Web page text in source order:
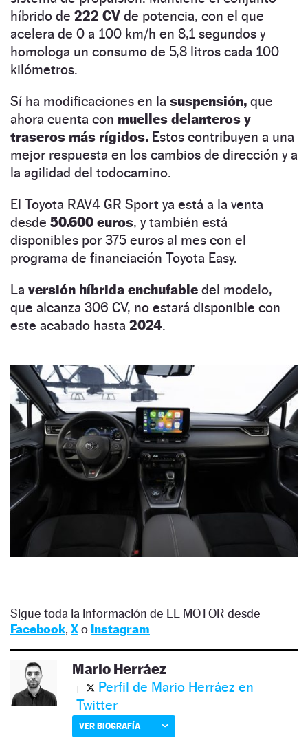
híbrido de 222 CV de potencia, con el que
acelera de 0 a 100 km/h en 8,1 segundos y
homologa un consumo de 5,8 litros cada 100
kilómetros.
Sí ha modificaciones en la suspensión, que
ahora cuenta con muelles delanteros y
traseros más rígidos. Estos contribuyen a una
mejor respuesta en los cambios de dirección y a
la agilidad del todocamino.
El Toyota RAV4 GR Sport ya está a la venta
desde 50.600 euros, y también está
disponibles por 375 euros al mes con el
programa de financiación Toyota Easy.
La versión híbrida enchufable del modelo,
que alcanza 306 CV, no estará disponible con
este acabado hasta 2024.
Sigue toda la información de EL MOTOR desde
Facebook, Xo Instagram
Mario Herráez
Perfil de Mario Herráez en
Twitter
VER BIOGRAFÍA